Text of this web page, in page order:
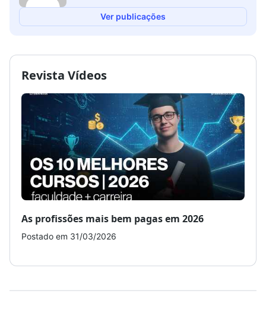
Ver publicações
Revista Vídeos
As profissões mais bem pagas em 2026
Postado em 31/03/2026